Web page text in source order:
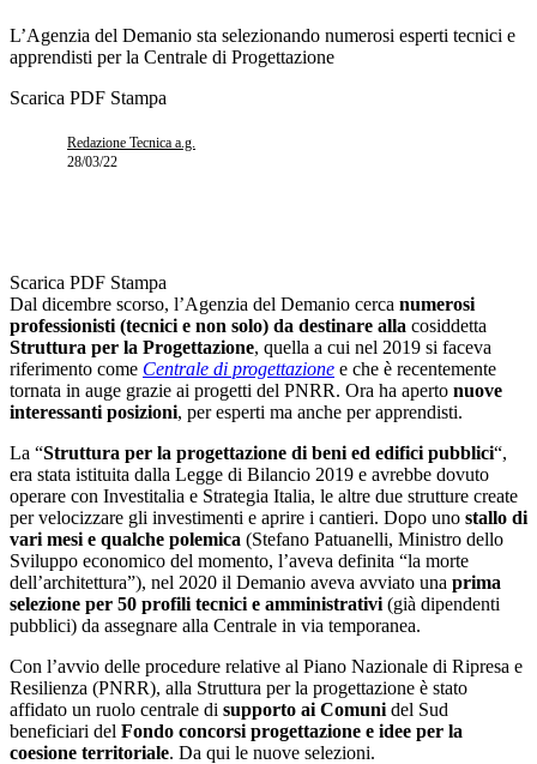
L’Agenzia del Demanio sta selezionando numerosi esperti tecnici e
apprendisti per la Centrale di Progettazione
Scarica PDF Stampa
Redazione Tecnica a.g.
28/03/22
Scarica PDF Stampa
Dal dicembre scorso, l’Agenzia del Demanio cerca numerosi
professionisti (tecnici e non solo) da destinare alla cosiddetta
Struttura per la Progettazione, quella a cui nel 2019 si faceva
riferimento come Centrale di progettazione e che è recentemente
tornata in auge grazie ai progetti del PNRR. Ora ha aperto nuove
interessanti posizioni, per esperti ma anche per apprendisti.
La “Struttura per la progettazione di beni ed edifici pubblici“,
era stata istituita dalla Legge di Bilancio 2019 e avrebbe dovuto
operare con Investitalia e Strategia Italia, le altre due strutture create
per velocizzare gli investimenti e aprire i cantieri. Dopo uno stallo di
vari mesi e qualche polemica (Stefano Patuanelli, Ministro dello
Sviluppo economico del momento, l’aveva definita “la morte
dell’architettura”), nel 2020 il Demanio aveva avviato una prima
selezione per 50 profili tecnici e amministrativi (già dipendenti
pubblici) da assegnare alla Centrale in via temporanea.
Con l’avvio delle procedure relative al Piano Nazionale di Ripresa e
Resilienza (PNRR), alla Struttura per la progettazione è stato
affidato un ruolo centrale di supporto ai Comuni del Sud
beneficiari del Fondo concorsi progettazione e idee per la
coesione territoriale. Da qui le nuove selezioni.